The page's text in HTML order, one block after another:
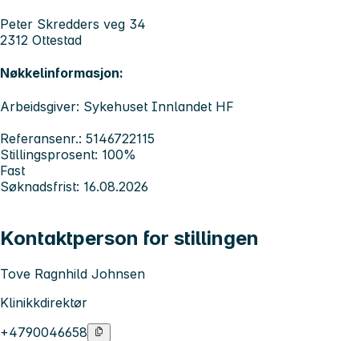
Peter Skredders veg 34
2312 Ottestad
Nøkkelinformasjon:
Arbeidsgiver: Sykehuset Innlandet HF
Referansenr.: 5146722115
Stillingsprosent: 100%
Fast
Søknadsfrist: 16.08.2026
Kontaktperson for stillingen
Tove Ragnhild Johnsen
Klinikkdirektør
+4790046658